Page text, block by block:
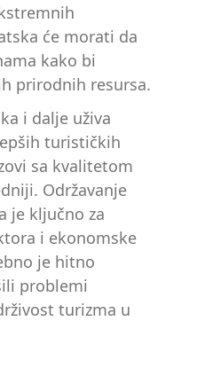
će morati da
kako bi
prirodnih resursa.
i dalje uživa
turističkih
sa kvalitetom
Održavanje
je ključno za
i ekonomske
je hitno
problemi
turizma u